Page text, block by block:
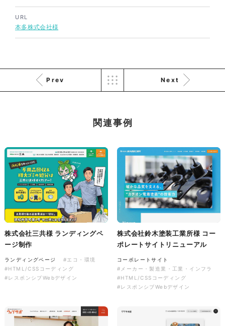
株式会社三共様 ドリップコー
#イラスト
#エコ・環境
FRUITFRUIT SNACK パッケ
ージデザイン
URL
本多株式会社様
Prev Next
関連事例
株式会社三共様 ランディングペ
ージ制作
ランディングページ
#エコ・環境
#HTML/CSSコーディング
#レスポンシブWebデザイン
株式会社鈴木塗装工業所様 コー
ポレートサイトリニューアル
コーポレートサイト
#メーカー・製造業・工業・インフラ
#HTML/CSSコーディング
#レスポンシブWebデザイン